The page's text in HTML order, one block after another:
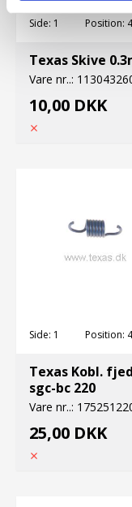
Side: 1 Position:
Texas Skive
Vare nr..:
10,00 DKK
Side: 1 Position:
Texas Kobl.
sgc-bc 220
Vare nr..:
25,00 DKK